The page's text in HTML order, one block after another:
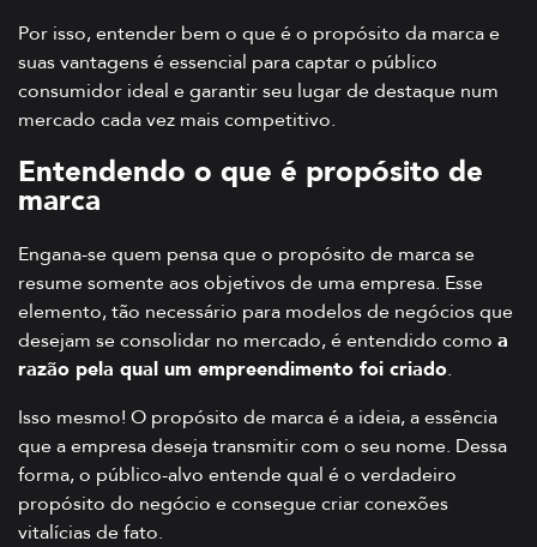
Por isso, entender bem o que é o propósito da marca e
suas vantagens é essencial para captar o público
consumidor ideal e garantir seu lugar de destaque num
mercado cada vez mais competitivo.
Entendendo o que é propósito de
marca
Engana-se quem pensa que o propósito de marca se
resume somente aos objetivos de uma empresa. Esse
elemento, tão necessário para modelos de negócios que
desejam se consolidar no mercado, é entendido como a
razão pela qual um empreendimento foi criado.
Isso mesmo! O propósito de marca é a ideia, a essência
que a empresa deseja transmitir com o seu nome. Dessa
forma, o público-alvo entende qual é o verdadeiro
propósito do negócio e consegue criar conexões
vitalícias de fato.